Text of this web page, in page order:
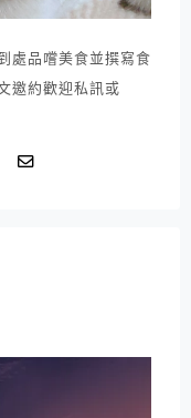
處品嚐美食並撰寫食
邀約歡迎私訊或